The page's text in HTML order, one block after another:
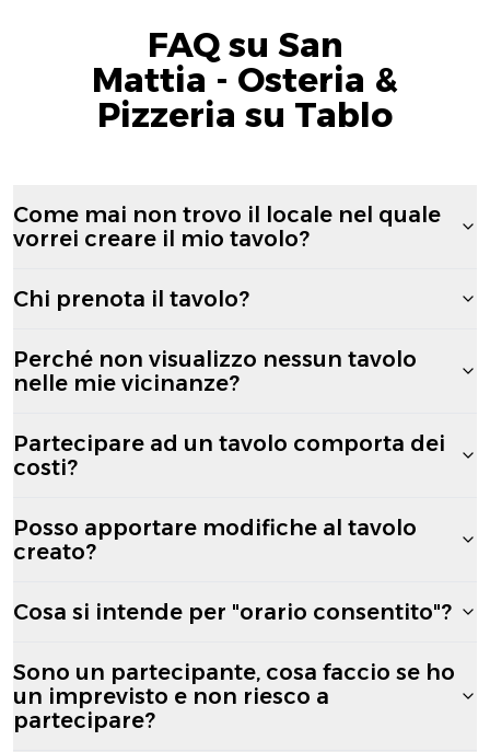
FAQ su San
Mattia - Osteria &
Pizzeria su Tablo
Come mai non trovo il locale nel quale
vorrei creare il mio tavolo?
Chi prenota il tavolo?
Perché non visualizzo nessun tavolo
nelle mie vicinanze?
Partecipare ad un tavolo comporta dei
costi?
Posso apportare modifiche al tavolo
creato?
Cosa si intende per "orario consentito"?
Sono un partecipante, cosa faccio se ho
un imprevisto e non riesco a
partecipare?